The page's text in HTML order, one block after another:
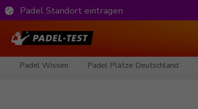
Padel Standort eintragen
Padel Wissen Padel Plätze Deutschland